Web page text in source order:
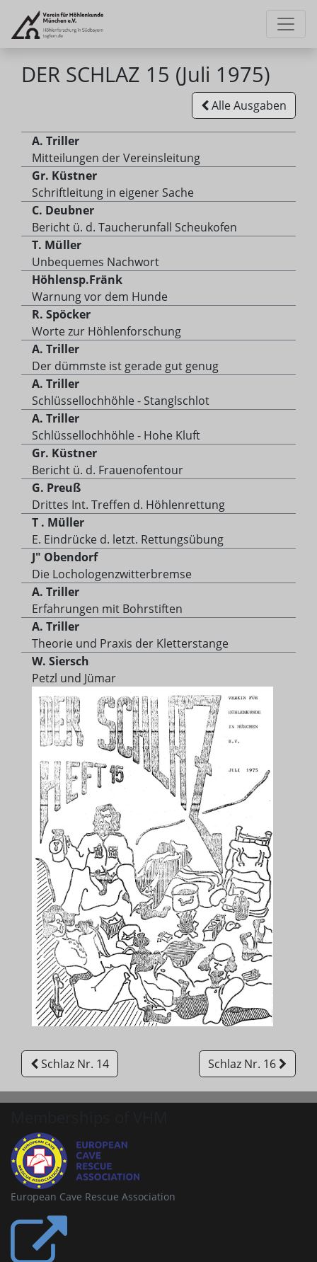
DER SCHLAZ 15 (Juli 1975)
Alle Ausgaben
A. Triller
Mitteilungen der Vereinsleitung
Gr. Küstner
Schriftleitung in eigener Sache
C. Deubner
Bericht ü. d. Taucherunfall Scheukofen
T. Müller
Unbequemes Nachwort
Höhlensp.Fränk
Warnung vor dem Hunde
R. Spöcker
Worte zur Höhlenforschung
A. Triller
Der dümmste ist gerade gut genug
A. Triller
Schlüssellochhöhle - Stanglschlot
A. Triller
Schlüssellochhöhle - Hohe Kluft
Gr. Küstner
Bericht ü. d. Frauenofentour
G. Preuß
Drittes Int. Treffen d. Höhlenrettung
T . Müller
E. Eindrücke d. letzt. Rettungsübung
J" Obendorf
Die Lochologenzwitterbremse
A. Triller
Erfahrungen mit Bohrstiften
A. Triller
Theorie und Praxis der Kletterstange
W. Siersch
Petzl und Jümar
Schlaz Nr. 14 Schlaz Nr. 16
European Cave Rescue Association